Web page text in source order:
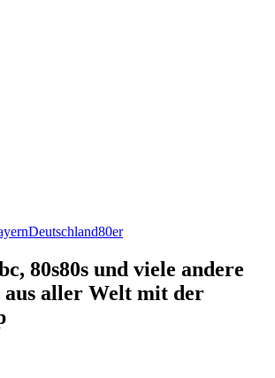
Deutschland80er
80s80s und viele andere
aus aller Welt mit der